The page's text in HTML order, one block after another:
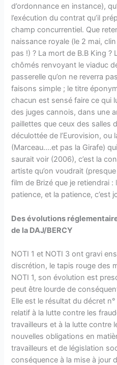
d’ordonnance en instance),
l’exécution du contrat qu’il
champ concurrentiel. Que
naissance royale (le 2 mai,
pas !) ? La mort de B.B King ?
chômés renvoyant le viaduc
passerelle qu’on ne reverra
faisons simple ; le titre
chacun est sensé faire ce qui
des juges cannois, dans une
paillettes que ceux des salles
déculottée de l’Eurovision, ou
(Marceau….et pas la Girafe)
saurait voir (2006), c’est la
artiste qu’on voudrait
film de Brizé que je retiendrai
patience, et la patience, c’est
Des évolutions
de la DAJ/BERCY
NOTI 1 et NOTI 3 ont gravi
discrétion, le tapis rouge des
NOTI 1, son évolution est
peut être lourde de
Elle est le résultat du décret
relatif à la lutte contre les
travailleurs et à la lutte contre
nouvelles obligations en
travailleurs et de législation
conséquence à la mise à jour